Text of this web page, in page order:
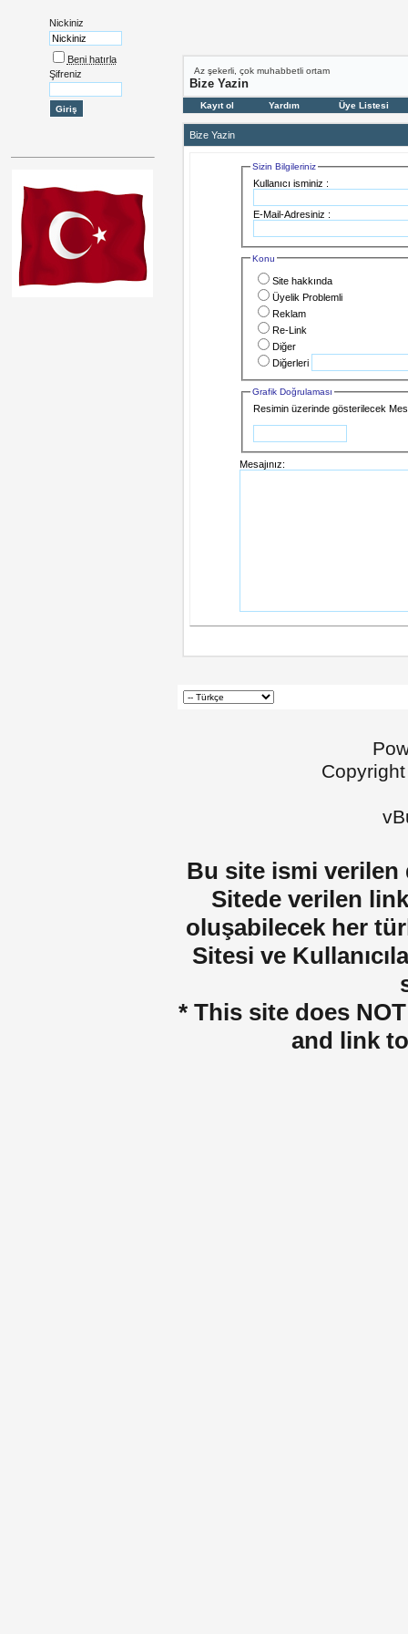
Nickiniz
Beni hatırla
Şifreniz
Az şekerli, çok muhabbetli ortam
Bize Yazin
Kayıt ol Yardım Üye Listesi
Bize Yazin
Sizin Bilgileriniz
Kullanıcı isminiz :
E-Mail-Adresiniz :
Konu
Site hakkında
Üyelik Problemli
Reklam
Re-Link
Diğer
Diğerleri
Grafik Doğrulaması
Resimin üzerinde gösterilecek
Mesajınız:
Bu site ismi verilen
Sitede verilen
oluşabilecek her
Sitesi ve
* This site does
and link